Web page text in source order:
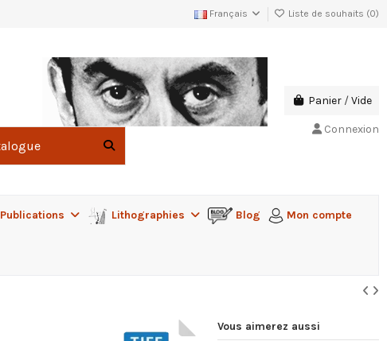
Français Liste de souhaits (0)
Panier /Vide
Connexion
Publications Lithographies Blog Mon compte
Vous aimerez aussi